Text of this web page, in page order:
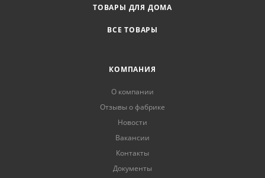
ТОВАРЫ ДЛЯ ДОМА
ВСЕ ТОВАРЫ
КОМПАНИЯ
О компании
Отзывы о фабрике
Новости
Вакансии
Контакты
Документы